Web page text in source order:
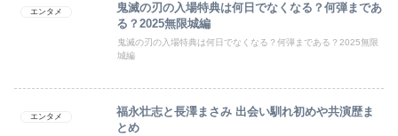
エンタメ
鬼滅の刃の入場特典は何日でなくなる？何弾まであ
る？2025無限城編
鬼滅の刃の入場特典は何日でなくなる？何弾まである？2025無限
城編
エンタメ
福永壮志と長澤まさみ 出会い馴れ初めや共演歴ま
とめ